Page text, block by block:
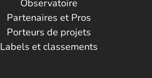
Observatoire
Partenaires et Pros
Porteurs de projets
Labels et classements